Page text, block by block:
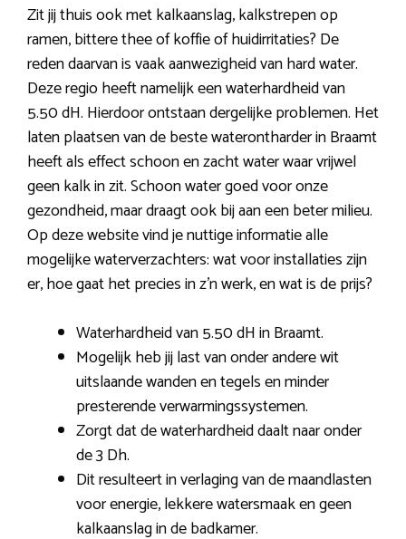
Zit jij thuis ook met kalkaanslag, kalkstrepen op
ramen, bittere thee of koffie of huidirritaties? De
reden daarvan is vaak aanwezigheid van hard water.
Deze regio heeft namelijk een waterhardheid van
5.50 dH. Hierdoor ontstaan dergelijke problemen. Het
laten plaatsen van de beste waterontharder in Braamt
heeft als effect schoon en zacht water waar vrijwel
geen kalk in zit. Schoon water goed voor onze
gezondheid, maar draagt ook bij aan een beter milieu.
Op deze website vind je nuttige informatie alle
mogelijke waterverzachters: wat voor installaties zijn
er, hoe gaat het precies in z’n werk, en wat is de prijs?
Waterhardheid van 5.50 dH in Braamt.
Mogelijk heb jij last van onder andere wit
uitslaande wanden en tegels en minder
presterende verwarmingssystemen.
Zorgt dat de waterhardheid daalt naar onder
de 3 Dh.
Dit resulteert in verlaging van de maandlasten
voor energie, lekkere watersmaak en geen
kalkaanslag in de badkamer.